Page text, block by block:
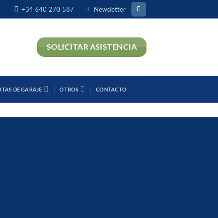
+34 640 270 587 Newsletter
SOLICITAR ASISTENCIA
DE GARAJE OTROS CONTACTO